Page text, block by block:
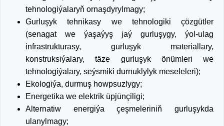
tehnologiýalaryň ornaşdyrylmagy;
Gurluşyk tehnikasy we tehnologiki çözgütler
(senagat we ýaşaýyş jaý gurluşygy, ýol-ulag
infrastrukturasy, gurluşyk materiallary,
konstruksiýalary, täze gurluşyk önümleri we
tehnologiýalary, seýsmiki durnuklylyk meseleleri);
Ekologiýa, durmuş howpsuzlygy;
Energetika we elektrik üpjünçiligi;
Alternatiw energiýa çeşmeleriniň gurluşykda
ulanylmagy;